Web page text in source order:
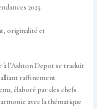
2025.
originalité et
à l’Ashton Depot se traduit
raffinement
élaboré par des chefs
avec la thématique